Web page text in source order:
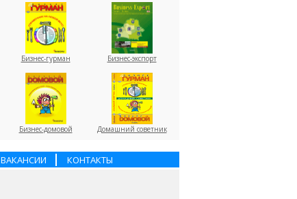
Бизнес-гурман Бизнес-экспорт
Бизнес-домовой Домашний советник
ВАКАНСИИ КОНТАКТЫ